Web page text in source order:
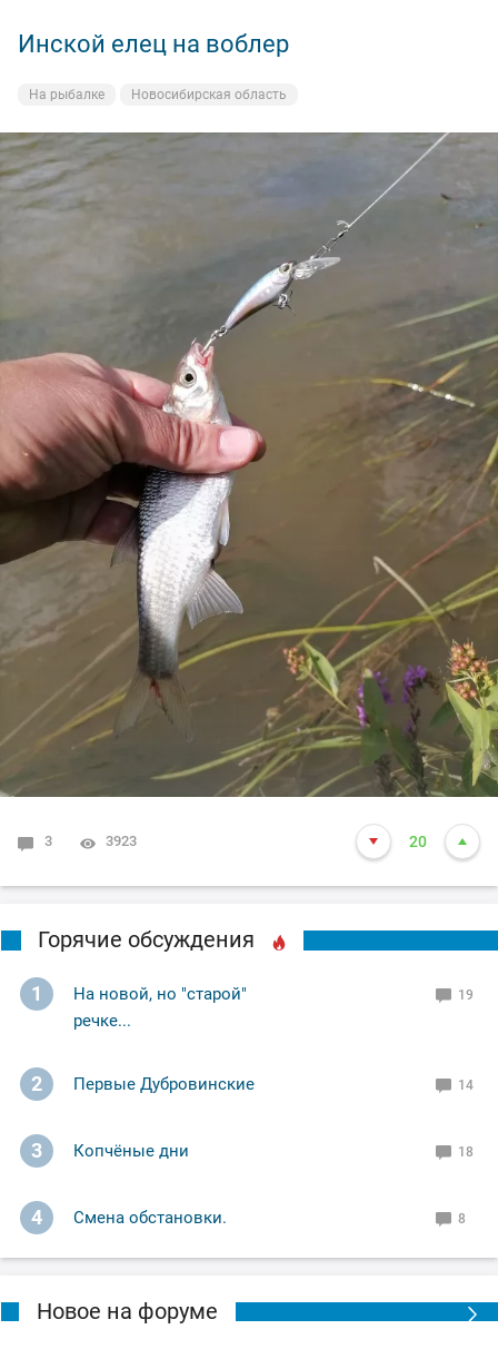
Инской елец на воблер
На рыбалке Новосибирская область
3 3923 20
Горячие обсуждения
1
На новой, но "старой"
речке...
19
2 Первые Дубровинские 14
3 Копчёные дни 18
4 Смена обстановки. 8
Новое на форуме